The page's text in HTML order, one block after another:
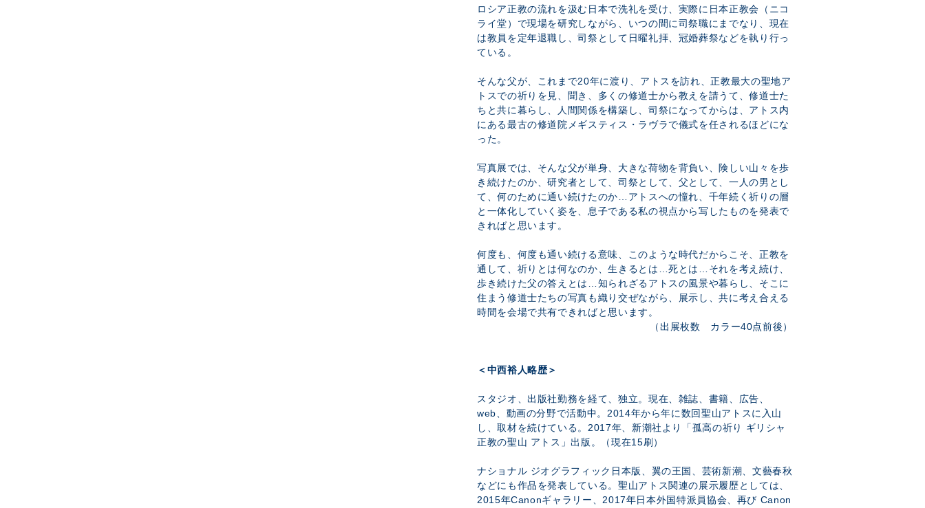
ロシア正教の流れを汲む日本で洗礼を受け、実際に日本正教会（ニコ
ライ堂）で現場を研究しながら、いつの間に司祭職にまでなり、現在
は教員を定年退職し、司祭として日曜礼拝、冠婚葬祭などを執り行っ
ている。
そんな父が、これまで20年に渡り、アトスを訪れ、正教最大の聖地ア
トスでの祈りを見、聞き、多くの修道士から教えを請うて、修道士た
ちと共に暮らし、人間関係を構築し、司祭になってからは、アトス内
にある最古の修道院メギスティス・ラヴラで儀式を任されるほどにな
った。
写真展では、そんな父が単身、大きな荷物を背負い、険しい山々を歩
き続けたのか、研究者として、司祭として、父として、一人の男とし
て、何のために通い続けたのか…アトスへの憧れ、千年続く祈りの層
と一体化していく姿を、息子である私の視点から写したものを発表で
きればと思います。
何度も、何度も通い続ける意味、このような時代だからこそ、正教を
通して、祈りとは何なのか、生きるとは…死とは…それを考え続け、
歩き続けた父の答えとは…知られざるアトスの風景や暮らし、そこに
住まう修道士たちの写真も織り交ぜながら、展示し、共に考え合える
時間を会場で共有できればと思います。
（出展枚数 カラー40点前後）
＜中西裕人略歴＞
スタジオ、出版社勤務を経て、独立。現在、雑誌、書籍、広告、
web、動画の分野で活動中。2014年から年に数回聖山アトスに入山
し、取材を続けている。2017年、新潮社より「孤高の祈り ギリシャ
正教の聖山 アトス」出版。（現在15刷）
ナショナル ジオグラフィック日本版、翼の王国、芸術新潮、文藝春秋
などにも作品を発表している。聖山アトス関連の展示履歴としては、
2015年Canonギャラリー、2017年日本外国特派員協会、再び Canon